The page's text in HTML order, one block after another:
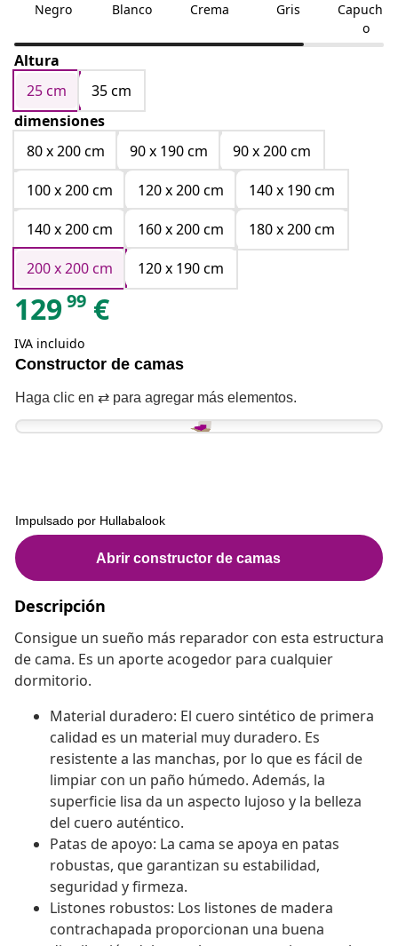
Negro Blanco Crema Gris
Capuchin
o
Altura
25 cm
35 cm
dimensiones
80 x 200 cm
90 x 190 cm
90 x 200 cm
100 x 200 cm
120 x 200 cm
140 x 190 cm
140 x 200 cm
160 x 200 cm
180 x 200 cm
200 x 200 cm
120 x 190 cm
12999 €
IVA incluido
Descripción
Consigue un sueño más reparador con esta estructura
de cama. Es un aporte acogedor para cualquier
dormitorio.
Material duradero: El cuero sintético de primera
calidad es un material muy duradero. Es
resistente a las manchas, por lo que es fácil de
limpiar con un paño húmedo. Además, la
superficie lisa da un aspecto lujoso y la belleza
del cuero auténtico.
Patas de apoyo: La cama se apoya en patas
robustas, que garantizan su estabilidad,
seguridad y firmeza.
Listones robustos: Los listones de madera
contrachapada proporcionan una buena